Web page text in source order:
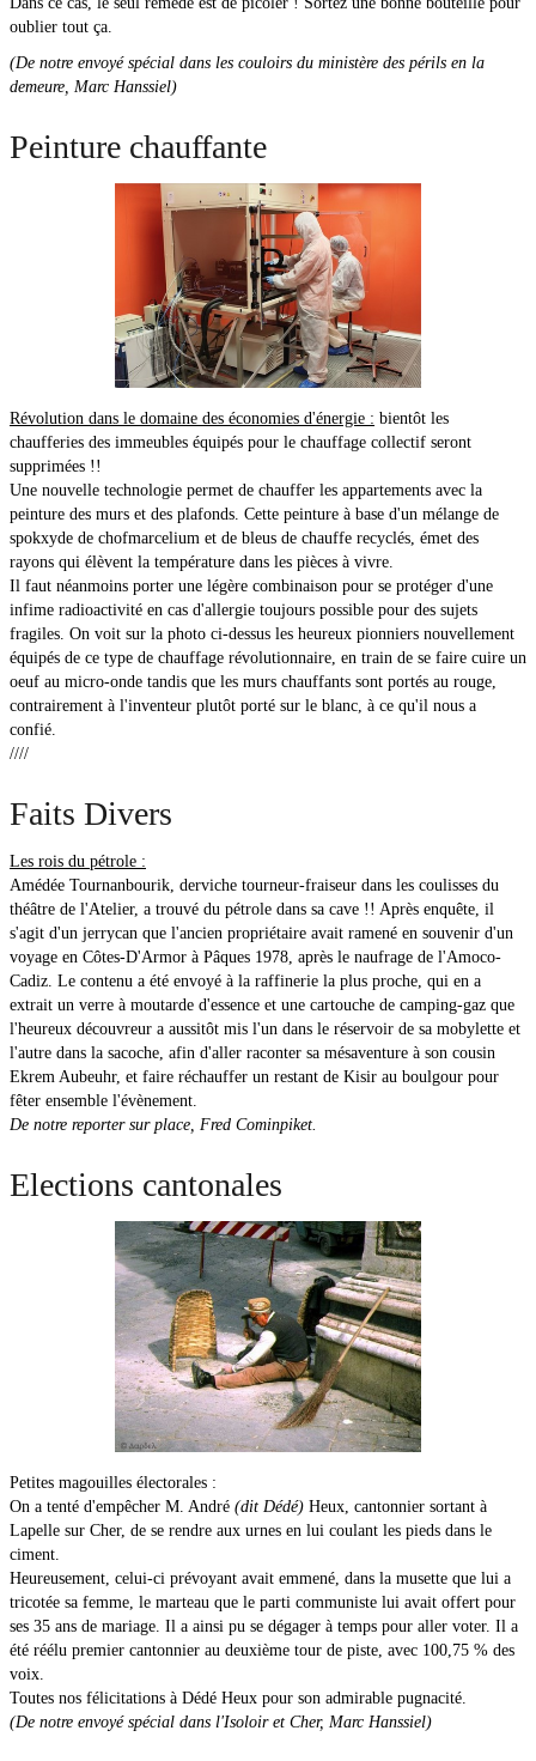
oublier tout ça.
(De notre envoyé spécial dans les couloirs du ministère des périls en la
demeure, Marc Hanssiel)
Peinture chauffante
Révolution dans le domaine des économies d'énergie : bientôt les
chaufferies des immeubles équipés pour le chauffage collectif seront
supprimées !!
Une nouvelle technologie permet de chauffer les appartements avec la
peinture des murs et des plafonds. Cette peinture à base d'un mélange de
spokxyde de chofmarcelium et de bleus de chauffe recyclés, émet des
rayons qui élèvent la température dans les pièces à vivre.
Il faut néanmoins porter une légère combinaison pour se protéger d'une
infime radioactivité en cas d'allergie toujours possible pour des sujets
fragiles. On voit sur la photo ci-dessus les heureux pionniers nouvellement
équipés de ce type de chauffage révolutionnaire, en train de se faire cuire un
oeuf au micro-onde tandis que les murs chauffants sont portés au rouge,
contrairement à l'inventeur plutôt porté sur le blanc, à ce qu'il nous a
confié.
////
Faits Divers
Les rois du pétrole :
Amédée Tournanbourik, derviche tourneur-fraiseur dans les coulisses du
théâtre de l'Atelier, a trouvé du pétrole dans sa cave !! Après enquête, il
s'agit d'un jerrycan que l'ancien propriétaire avait ramené en souvenir d'un
voyage en Côtes-D'Armor à Pâques 1978, après le naufrage de l'Amoco-
Cadiz. Le contenu a été envoyé à la raffinerie la plus proche, qui en a
extrait un verre à moutarde d'essence et une cartouche de camping-gaz que
l'heureux découvreur a aussitôt mis l'un dans le réservoir de sa mobylette et
l'autre dans la sacoche, afin d'aller raconter sa mésaventure à son cousin
Ekrem Aubeuhr, et faire réchauffer un restant de Kisir au boulgour pour
fêter ensemble l'évènement.
De notre reporter sur place, Fred Cominpiket.
Elections cantonales
Petites magouilles électorales :
On a tenté d'empêcher M. André (dit Dédé) Heux, cantonnier sortant à
Lapelle sur Cher, de se rendre aux urnes en lui coulant les pieds dans le
ciment.
Heureusement, celui-ci prévoyant avait emmené, dans la musette que lui a
tricotée sa femme, le marteau que le parti communiste lui avait offert pour
ses 35 ans de mariage. Il a ainsi pu se dégager à temps pour aller voter. Il a
été réélu premier cantonnier au deuxième tour de piste, avec 100,75 % des
voix.
Toutes nos félicitations à Dédé Heux pour son admirable pugnacité.
(De notre envoyé spécial dans l'Isoloir et Cher, Marc Hanssiel)